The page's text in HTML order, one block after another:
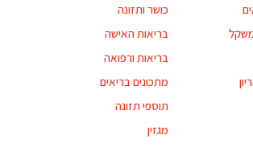
כושר ותזונה
בריאות האישה
בריאות ורפואה
מתכונים בריאים
תוספי תזונה
מגזין